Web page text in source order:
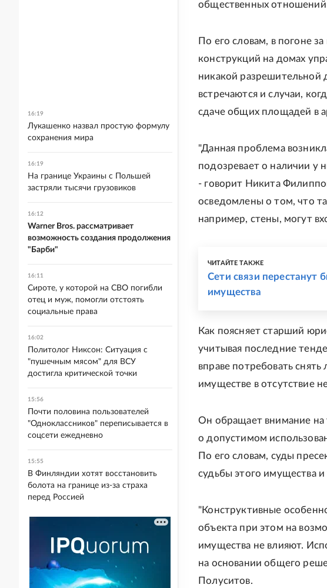
общественных отношений
По его словам, в погоне
конструкций на домах
никакой разрешительной
встречаются и случаи,
сдаче общих площадей в
"Данная проблема
подозревает о наличии у
- говорит Никита
осведомлены о том, что
например, стены, могут
ЧИТАЙТЕ ТАКЖЕ
Сети связи перестанут
имущества
Как поясняет старший
учитывая последние
вправе потребовать
имуществе в отсутствие
Он обращает внимание на
о допустимом
По его словам, суды
судьбы этого имущества
"Конструктивные
объекта при этом на
имущества не влияют.
на основании общего
Полуситов.
16:19
Лукашенко назвал простую формулу
сохранения мира
16:19
На границе Украины с Польшей
застряли тысячи грузовиков
16:12
Warner Bros. рассматривает
возможность создания продолжения
"Барби"
16:11
Сироте, у которой на СВО погибли
отец и муж, помогли отстоять
социальные права
16:02
Политолог Никсон: Ситуация с
"пушечным мясом" для ВСУ
достигла критической точки
15:56
Почти половина пользователей
"Одноклассников" переписывается в
соцсети ежедневно
15:55
В Финляндии хотят восстановить
болота на границе из-за страха
перед Россией